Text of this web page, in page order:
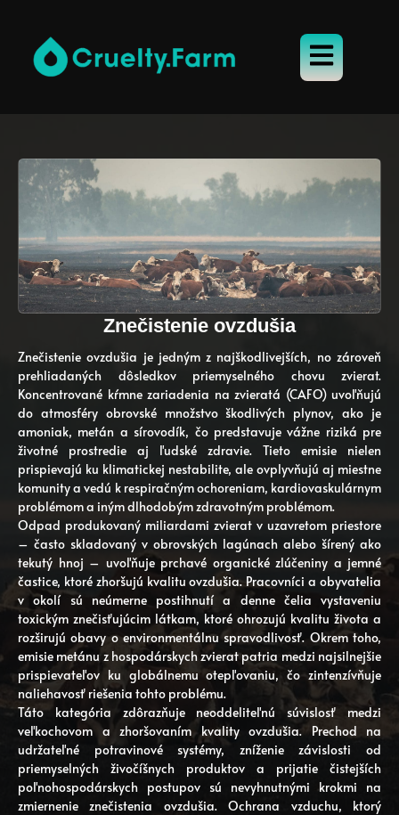
Znečistenie ovzdušia
Znečistenie ovzdušia je jedným z najškodlivejších, no zároveň
prehliadaných dôsledkov priemyselného chovu zvierat.
Koncentrované kŕmne zariadenia na zvieratá (CAFO) uvoľňujú
do atmosféry obrovské množstvo škodlivých plynov, ako je
amoniak, metán a sírovodík, čo predstavuje vážne riziká pre
životné prostredie aj ľudské zdravie. Tieto emisie nielen
prispievajú ku klimatickej nestabilite, ale ovplyvňujú aj miestne
komunity a vedú k respiračným ochoreniam, kardiovaskulárnym
problémom a iným dlhodobým zdravotným problémom.
Odpad produkovaný miliardami zvierat v uzavretom priestore
– často skladovaný v obrovských lagúnach alebo šírený ako
tekutý hnoj – uvoľňuje prchavé organické zlúčeniny a jemné
častice, ktoré zhoršujú kvalitu ovzdušia. Pracovníci a obyvatelia
v okolí sú neúmerne postihnutí a denne čelia vystaveniu
toxickým znečisťujúcim látkam, ktoré ohrozujú kvalitu života a
rozširujú obavy o environmentálnu spravodlivosť. Okrem toho,
emisie metánu z hospodárskych zvierat patria medzi najsilnejšie
prispievateľov ku globálnemu otepľovaniu, čo zintenzívňuje
naliehavosť riešenia tohto problému.
Táto kategória zdôrazňuje neoddeliteľnú súvislosť medzi
veľkochovom a zhoršovaním kvality ovzdušia. Prechod na
udržateľné potravinové systémy, zníženie závislosti od
priemyselných živočíšnych produktov a prijatie čistejších
poľnohospodárskych postupov sú nevyhnutnými krokmi na
zmiernenie znečistenia ovzdušia. Ochrana vzduchu, ktorý